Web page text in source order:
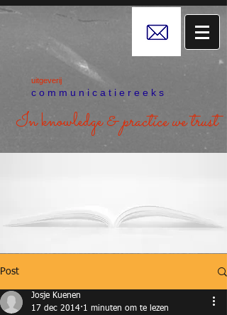
uitgeverij
c o m m u n i c a t i e r e e k s
In knowledge &practice we trust
Post
Josje Kuenen
17 dec 2014 1 minuten om te lezen